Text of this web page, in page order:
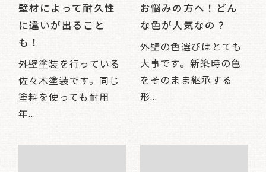
壁材によって耐久性
に違いが出ること
も！
外壁塗装を行っている
佐々木塗装です。同じ
塗料を使っても耐用
年...
お悩みの方へ！どん
な色が人気なの？
外壁の色選びはとても
大事です。新築時の色
をそのまま継承する
形...